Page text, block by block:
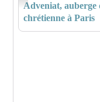
Adveniat, auberge
chrétienne à Paris